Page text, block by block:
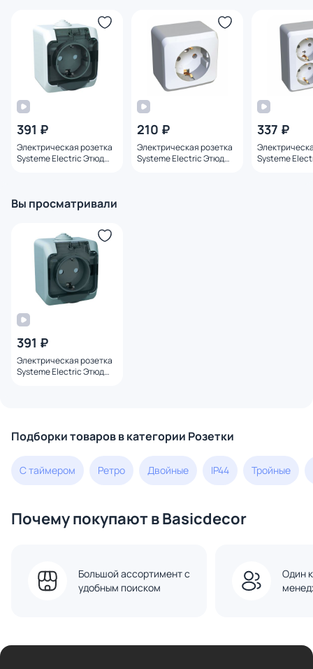
391 ₽
Электрическая розетка
Systeme Electric Этюд
210 ₽
Электрическая розетка
Systeme Electric Этюд
337 ₽
Systeme
Вы просматривали
391 ₽
Электрическая розетка
Systeme Electric Этюд
Подборки товаров в категории Розетки
С таймером Ретро Двойные IP44 Тройные
Почему покупают в Basicdecor
Большой ассортимент с
удобным поиском
Один